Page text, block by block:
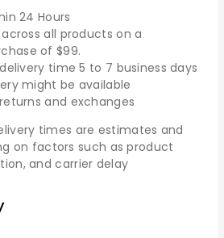
24 Hours
all products on a
of $99.
time 5 to 7 business days
might be available
and exchanges
times are estimates and
on factors such as product
and carrier delay